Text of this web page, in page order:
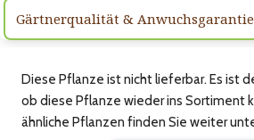
Gärtnerqualität & Anwuchsgarantie
Diese Pflanze ist nicht lieferbar. Es ist
ob diese Pflanze wieder ins Sortiment
ähnliche Pflanzen finden Sie weiter